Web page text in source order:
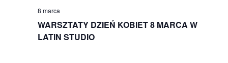
8 marca
WARSZTATY DZIEŃ KOBIET 8 MARCA W
LATIN STUDIO